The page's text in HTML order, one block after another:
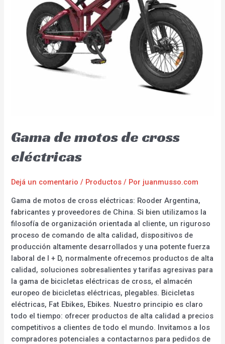
Gama de motos de cross
eléctricas
Dejá un comentario / Productos / Por juanmusso.com
Gama de motos de cross eléctricas: Rooder Argentina,
fabricantes y proveedores de China. Si bien utilizamos la
filosofía de organización orientada al cliente, un riguroso
proceso de comando de alta calidad, dispositivos de
producción altamente desarrollados y una potente fuerza
laboral de I + D, normalmente ofrecemos productos de alta
calidad, soluciones sobresalientes y tarifas agresivas para
la gama de bicicletas eléctricas de cross, el almacén
europeo de bicicletas eléctricas, plegables. Bicicletas
eléctricas, Fat Ebikes, Ebikes. Nuestro principio es claro
todo el tiempo: ofrecer productos de alta calidad a precios
competitivos a clientes de todo el mundo. Invitamos a los
compradores potenciales a contactarnos para pedidos de